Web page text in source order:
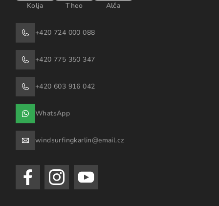
Kolja Theo Alča
+420 724 000 088
+420 775 350 347
+420 603 916 042
WhatsApp
windsurfingkarlin@email.cz